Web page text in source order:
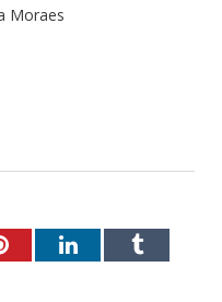
Moraes
PinterestLinkedInTumblr